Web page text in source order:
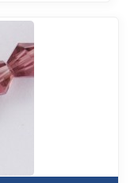
het versieren van
en maten voor een
met ons op voor een